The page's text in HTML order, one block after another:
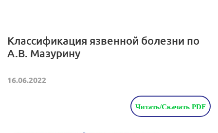
Классификация язвенной болезни по
А.В. Мазурину
16.06.2022
Читать/Скачать PDF